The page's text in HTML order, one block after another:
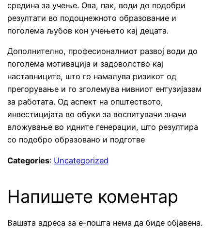
средина за учење. Ова, пак, води до подобри
резултати во подоцнежното образование и
поголема љубов кон учењето кај децата.
Дополнително, професионалниот развој води до
поголема мотивација и задоволство кај
наставниците, што го намалува ризикот од
прегорување и го зголемува нивниот ентузијазам
за работата. Од аспект на општеството,
инвестицијата во обуки за воспитувачи значи
вложување во идните генерации, што резултира
со подобро образовано и подготве
Categories: Uncategorized
Напишете коментар
Вашата адреса за е-пошта нема да биде објавена.